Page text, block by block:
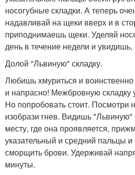
носогубные складки. А теперь
надавливай на щеки вверх и в
приподнимаешь щеки. Уделяй
день в течение недели и увидишь,
Долой "Львиную" складку.
Любишь хмуриться и
и напрасно! Межбровную складку
Но попробовать стоит. Посмотри
изобрази гнев. Видишь "Львиную"
месту, где она проявляется,
указательный и средний пальцы
сморщить брови. Удерживай
минуты.